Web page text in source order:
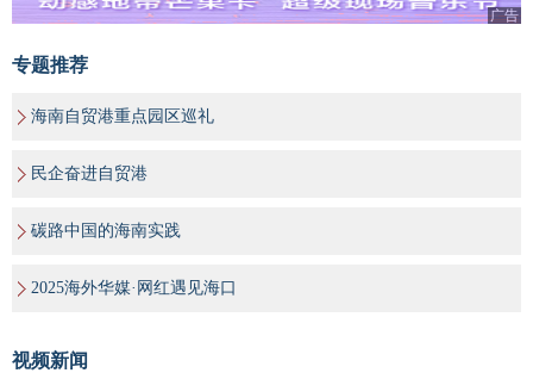
广告
专题推荐
海南自贸港重点园区巡礼
民企奋进自贸港
碳路中国的海南实践
2025海外华媒·网红遇见海口
视频新闻